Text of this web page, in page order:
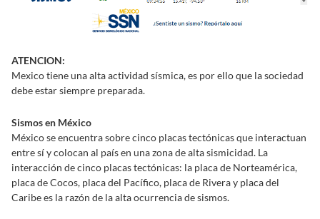
ATENCION:
Mexico tiene una alta actividad sísmica, es por ello que la sociedad
debe estar siempre preparada.
Sismos en México
México se encuentra sobre cinco placas tectónicas que interactuan
entre sí y colocan al país en una zona de alta sismicidad. La
interacción de cinco placas tectónicas: la placa de Norteamérica,
placa de Cocos, placa del Pacífico, placa de Rivera y placa del
Caribe es la razón de la alta ocurrencia de sismos.